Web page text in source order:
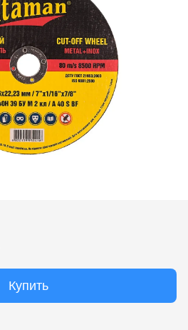
Купить